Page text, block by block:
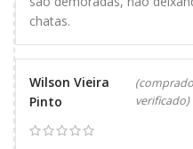
chatas.
Wilson Vieira
Pinto
verificado)